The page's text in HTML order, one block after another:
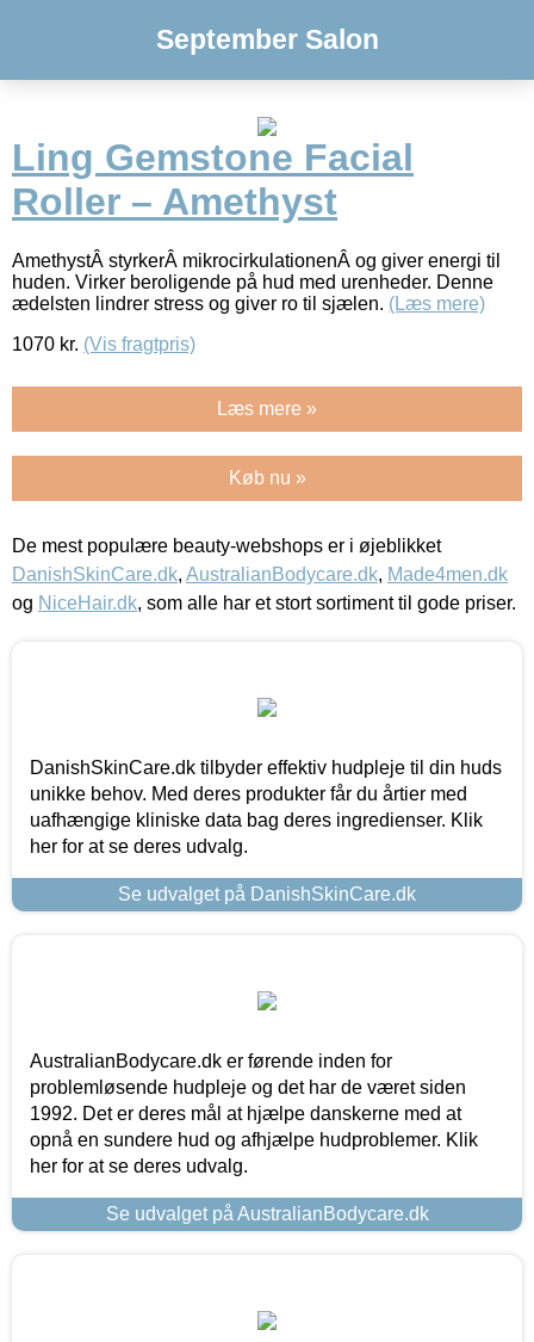
September Salon
Ling Gemstone Facial
Roller – Amethyst
AmethystÂ styrkerÂ mikrocirkulationenÂ og giver energi til
huden. Virker beroligende på hud med urenheder. Denne
ædelsten lindrer stress og giver ro til sjælen. (Læs mere)
1070 kr. (Vis fragtpris)
Læs mere »
Køb nu »
De mest populære beauty-webshops er i øjeblikket
DanishSkinCare.dk, AustralianBodycare.dk, Made4men.dk
og NiceHair.dk, som alle har et stort sortiment til gode priser.
DanishSkinCare.dk tilbyder effektiv hudpleje til din huds
unikke behov. Med deres produkter får du årtier med
uafhængige kliniske data bag deres ingredienser. Klik
her for at se deres udvalg.
Se udvalget på DanishSkinCare.dk
AustralianBodycare.dk er førende inden for
problemløsende hudpleje og det har de været siden
1992. Det er deres mål at hjælpe danskerne med at
opnå en sundere hud og afhjælpe hudproblemer. Klik
her for at se deres udvalg.
Se udvalget på AustralianBodycare.dk